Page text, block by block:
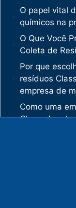
O papel vital
químicos na
O Que Você
Coleta de
Por que
resíduos
empresa de
Como uma
Classe I